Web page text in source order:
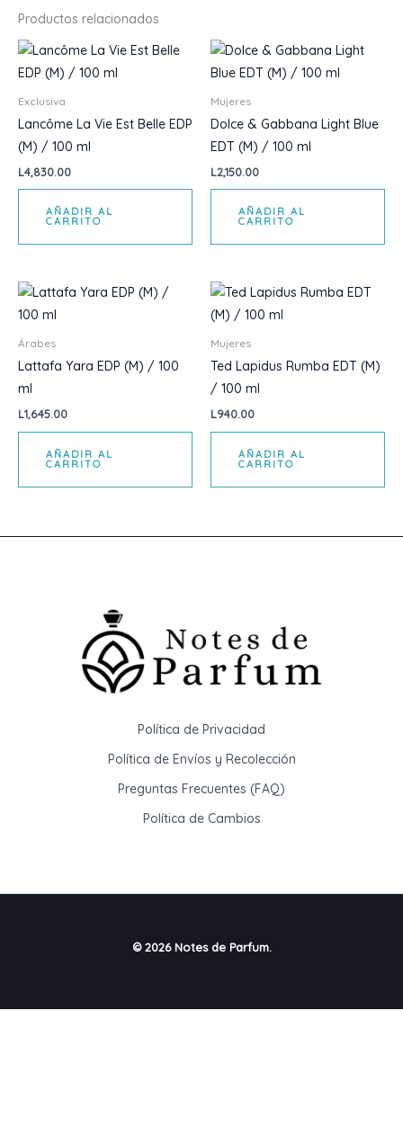
Productos relacionados
Exclusiva
Lancôme La Vie Est Belle EDP
(M) / 100 ml
L4,830.00
AÑADIR AL
CARRITO
Mujeres
Dolce & Gabbana Light Blue
EDT (M) / 100 ml
L2,150.00
AÑADIR AL
CARRITO
Árabes
Lattafa Yara EDP (M) / 100
ml
L1,645.00
AÑADIR AL
CARRITO
Mujeres
Ted Lapidus Rumba EDT (M)
/ 100 ml
L940.00
AÑADIR AL
CARRITO
Política de Privacidad
Política de Envíos y Recolección
Preguntas Frecuentes (FAQ)
Política de Cambios
© 2026 Notes de Parfum.